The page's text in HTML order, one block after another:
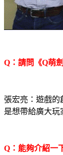
Q ：請問《Q萌
張宏亮：遊戲的
是想帶給廣大玩
Q ：能夠介紹一